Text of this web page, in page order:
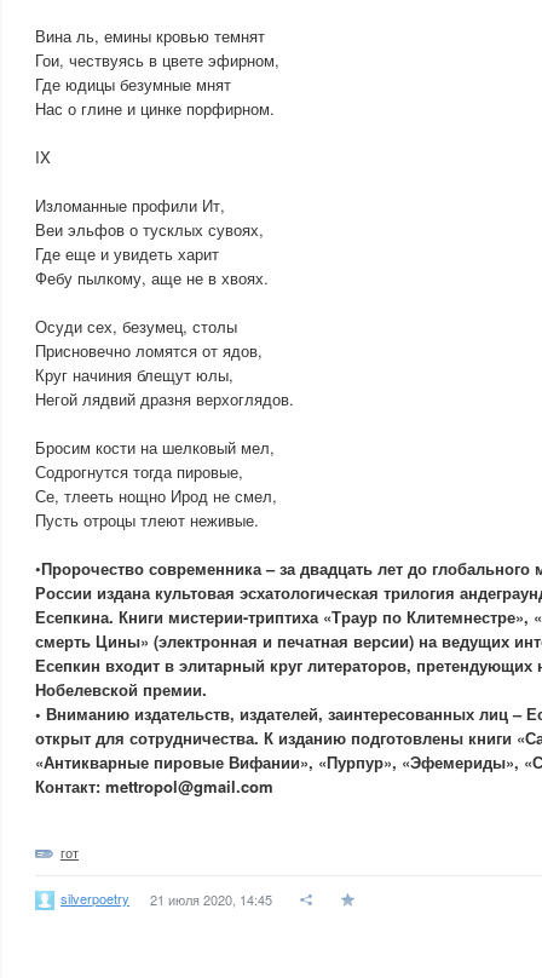
Вина ль, емины кровью темнят
Гои, чествуясь в цвете эфирном,
Где юдицы безумные мнят
Нас о глине и цинке порфирном.
IX
Изломанные профили Ит,
Веи эльфов о тусклых сувоях,
Где еще и увидеть харит
Фебу пылкому, аще не в хвоях.
Осуди сех, безумец, столы
Присновечно ломятся от ядов,
Круг начиния блещут юлы,
Негой лядвий дразня верхоглядов.
Бросим кости на шелковый мел,
Содрогнутся тогда пировые,
Се, тлееть нощно Ирод не смел,
Пусть отроцы тлеют неживые.
•Пророчество современника – за двадцать лет до глобального
России издана культовая эсхатологическая трилогия
Есепкина. Книги мистерии-триптиха «Траур по Клитемнестре»,
смерть Цины» (электронная и печатная версии) на ведущих
Есепкин входит в элитарный круг литераторов, претендующих
Нобелевской премии.
• Вниманию издательств, издателей, заинтересованных лиц –
открыт для сотрудничества. К изданию подготовлены книги
«Антикварные пировые Вифании», «Пурпур», «Эфемериды»,
Контакт: mettropol@gmail.com
гот
silverpoetry 21 июля 2020, 14:45